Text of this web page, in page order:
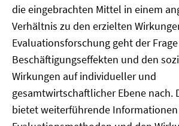
die eingebrachten Mittel in einem
Verhältnis zu den erzielten
Evaluationsforschung geht der
Beschäftigungseffekten und den
Wirkungen auf individueller und
gesamtwirtschaftlicher Ebene nach.
bietet weiterführende Informationen